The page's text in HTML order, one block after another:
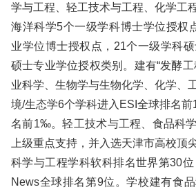
学与工程、轻工技术与工程、化学工
海洋科学5个一级学科博士学位授权
业学位博士授权点，21个一级学科
硕士专业学位授权类别。建有“发酵
业科学、生物学与生物化学、化学、
境/生态学6个学科进入ESI全球排名
名前1‰。轻工技术与工程、食品科
上级重点支持，并入选天津市高校顶
科学与工程学科软科排名世界第30
News全球排名第9位。学校建有食